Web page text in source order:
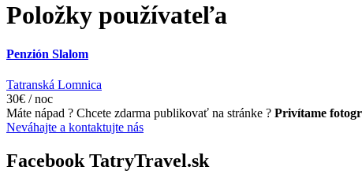
Položky používateľa
Penzión Slalom
Tatranská Lomnica
30€ / noc
Máte nápad ? Chcete zdarma publikovať na stránke ? Privítame
Neváhajte a kontaktujte nás
Facebook TatryTravel.sk